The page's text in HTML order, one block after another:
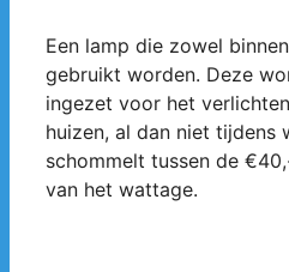
Een lamp die zowel
gebruikt worden. Deze
ingezet voor het
huizen, al dan niet tijdens
schommelt tussen de
van het wattage.